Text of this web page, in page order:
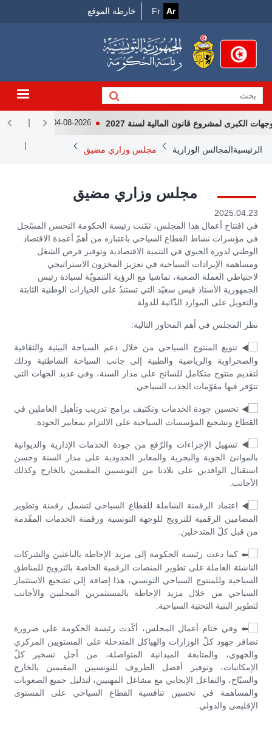
الرئيسي
Fr Ar
Menu
خارطة الموقع
لمشروع قانون المالية لسنة 2027 04-08-2026 لقاء رئيس
Breadcrumb
الرئيسيةالمجالس الوزارية مجلس وزاري مضيق
مجلس وزاري مضيق
2025.04.23
في افتتاح أعمال هذا المجلس، ثمّنت رئيسة الحكومة التحسن المسّجل
في مؤشرات نشاط القطاع السياحي باعتباره من أهمّ أعمدة الاقتصاد
الوطني لدوره الحيوي في التنمية الاقتصادية وتوفير فرص الشغل
ومساهمة الإيرادات السياحية في تعزيز المخزون الاستراتيجي
لاحتياطي العملة الصعبة، تماشيا مع الرؤية التنمويّة لسيادة رئيس
الجمهورية الأستاذ قيس سعيّد التي تستندُ على الخيارات الوطنية الثابتة
والتعويل على الموارد الذّاتية للدولة.
نظر المجلس في أهم المحاور التالية:
تنويع المنتوج السياحي من خلال دعم السياحة البيئية والثقافية
والصحراوية والرياضية والطبية إلى جانب السياحة الشاطئية وذلك
لتقديم منتوج متكامل للسائح على مدار السنة، وفي عديد الجهات التي
تتوّفر فيها مقوّمات الجذب السياحي.
تحسين جودة الخدمات وتكثيف برامج تدريب وتأهيل العاملين في
القطاع وتشجيع المؤسسات السياحية على الالتزام بمعايير الجودة.
تسهيل الإجراءات والرّفع من جودة الخدمات الإدارية والديوانية
بالموانئ الجوية والبحرية والمعابر الحدودية على مدار السنة وحسن
استقبال الوافدين على بلادنا من التونسيين المقيمين بالخارج وكذلك
الأجانب.
اعتماد الرقمنة الشاملة للقطاع السياحي لتشمل رقمنة وتطوير
المضامين الرقمية للترويج للوجهة التونسية ورقمنة الخدمات المقّدمة
من قبل كلّ المتدخلين.
كما دعت رئيسة الحكومة إلى مزيد الإحاطة بالباعثين والشركات
الناشئة العاملة على تطوير المنصات الرقمية الخاصة بالترويج للمناطق
السياحية وللمنتوج السياحي التونسي، هذا إضافة إلى تشجيع الاستثمار
السياحي من خلال مزيد الإحاطة بالمستثمرين المحليين والأجانب
لتطوير البنية التحتية السياحية.
وفي ختام أعمال المجلس، أكّدت رئيسة الحكومة على ضرورة
تضافر جهود كلّ الوزارات والهياكل المتدخلة على المستويين المركزي
والجهوي، والمتابعة الميدانية المتواصلة، من أجل تسخير كلّ
الإمكانيات، وتوفير أفضل الظروف للتونسيين المقيمين بالخارج
والسيّاح، والتفاعل الإيجابي مع مشاغل المهنيين، لتذليل جميع الصعوبات
والمساهمة في تحسين تنافسية القطاع السياحي على المستوى
الإقليمي والدولي.